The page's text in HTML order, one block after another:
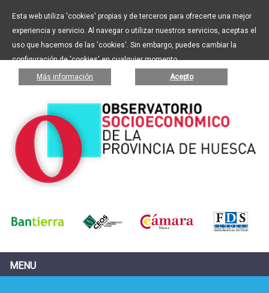
Esta web utiliza 'cookies' propias y de terceros para ofrecerte una mejor
experiencia y servicio. Al navegar o utilizar nuestros servicios, aceptas el
uso que hacemos de las 'cookies'. Sin embargo, puedes cambiar la
configuración de 'cookies' en cualquier momento.
Más información Acepto
MENU